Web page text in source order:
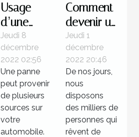
Usage
d’une
valise
diagnostic
: Quelle
utilité pour
votre
voiture ?
Jeudi 8
décembre
2022 02:56
Une panne
peut provenir
de plusieurs
sources sur
votre
automobile.
Comment
devenir un
policier ?
Jeudi 1
décembre
2022 20:46
De nos jours,
nous
disposons
des milliers de
personnes qui
rêvent de